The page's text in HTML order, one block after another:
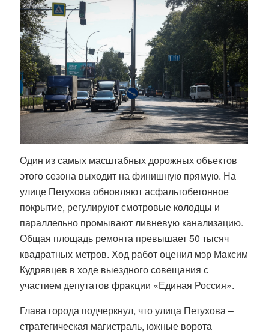
Один из самых масштабных дорожных объектов
этого сезона выходит на финишную прямую. На
улице Петухова обновляют асфальтобетонное
покрытие, регулируют смотровые колодцы и
параллельно промывают ливневую канализацию.
Общая площадь ремонта превышает 50 тысяч
квадратных метров. Ход работ оценил мэр Максим
Кудрявцев в ходе выездного совещания с
участием депутатов фракции «Единая Россия».
Глава города подчеркнул, что улица Петухова –
стратегическая магистраль, южные ворота